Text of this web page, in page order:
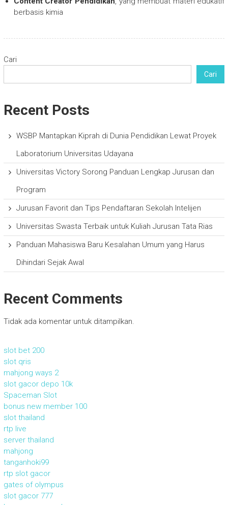
berbasis kimia
Cari
Cari
Recent Posts
WSBP Mantapkan Kiprah di Dunia Pendidikan Lewat Proyek
Laboratorium Universitas Udayana
Universitas Victory Sorong Panduan Lengkap Jurusan dan
Program
Jurusan Favorit dan Tips Pendaftaran Sekolah Intelijen
Universitas Swasta Terbaik untuk Kuliah Jurusan Tata Rias
Panduan Mahasiswa Baru Kesalahan Umum yang Harus
Dihindari Sejak Awal
Recent Comments
Tidak ada komentar untuk ditampilkan.
slot bet 200
slot qris
mahjong ways 2
slot gacor depo 10k
Spaceman Slot
bonus new member 100
slot thailand
rtp live
server thailand
mahjong
tanganhoki99
rtp slot gacor
gates of olympus
slot gacor 777